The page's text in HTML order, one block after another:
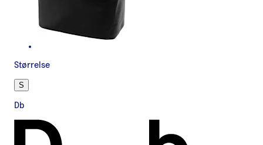
Størrelse
S
Db